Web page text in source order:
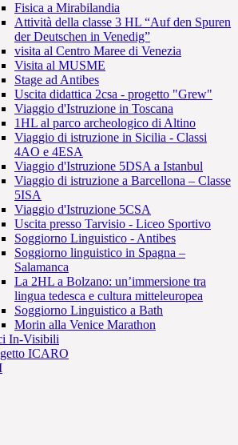
Fisica a Mirabilandia
Attività della classe 3 HL “Auf den Spuren
der Deutschen in Venedig”
visita al Centro Maree di Venezia
Visita al MUSME
Stage ad Antibes
Uscita didattica 2csa - progetto "Grew"
Viaggio d'Istruzione in Toscana
1HL al parco archeologico di Altino
Viaggio di istruzione in Sicilia - Classi
4AO e 4ESA
Viaggio d'Istruzione 5DSA a Istanbul
Viaggio di istruzione a Barcellona – Classe
5ISA
Viaggio d'Istruzione 5CSA
Uscita presso Tarvisio - Liceo Sportivo
Soggiorno Linguistico - Antibes
Soggiorno linguistico in Spagna –
Salamanca
La 2HL a Bolzano: un’immersione tra
lingua tedesca e cultura mitteleuropea
Soggiorno Linguistico a Bath
Morin alla Venice Marathon
In-Visibili
ICARO